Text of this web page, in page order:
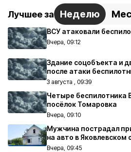
Лучшее за Неделю
ВСУ атаковали
Вчера, 09:12
Здание соцобъекта и
после атаки
3 августа , 09:39
Четыре беспилотника
посёлок Томаровка
Вчера, 09:10
Мужчина пострадал
на авто в Яковлевском
Вчера, 09:45